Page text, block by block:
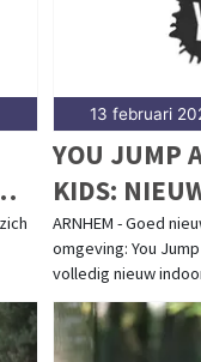
13 februari
YOU JUMP
KIDS:
VOOR ALLE
ARNHEM
ARNHEM - Goed
omgeving: You
volledig nieuw